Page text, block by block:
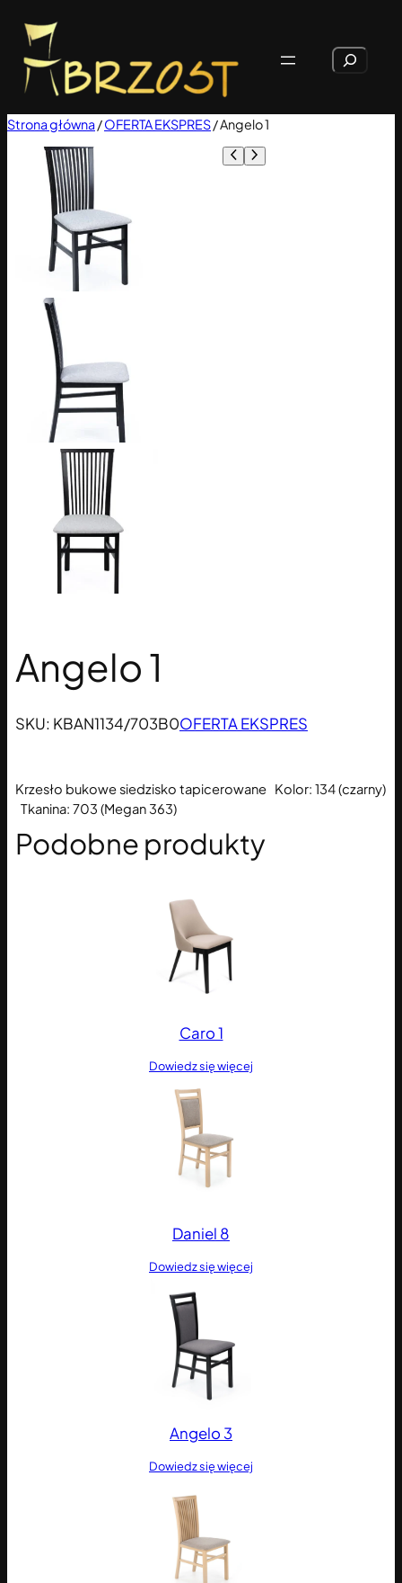
Przejdź
treści
Szukaj
Strona główna/OFERTA EKSPRES/ Angelo 1
Angelo 1
SKU: KBAN1134/703B0OFERTA EKSPRES
Krzesło bukowe siedzisko tapicerowane Kolor: 134 (czarny)
Tkanina: 703 (Megan 363)
Podobne produkty
Caro 1
Dowiedz się więcej
Daniel 8
Dowiedz się więcej
Angelo 3
Dowiedz się więcej